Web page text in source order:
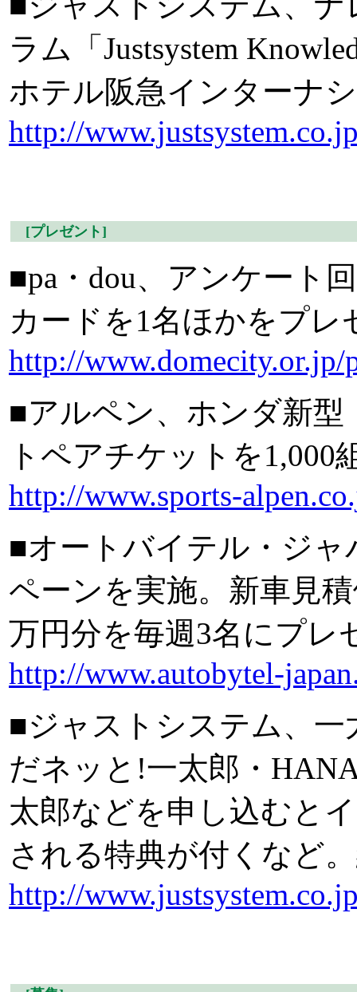
ラム「Justsystem
ホテル阪急インターナ
http://
[プレゼント]
■pa・dou、アンケート
カードを1名ほかをプレ
http://www.domecity.or.jp/
■アルペン、ホンダ新型
トペアチケットを1,000
http://www.sports-
■オートバイテル・ジ
ペーンを実施。新車見
万円分を毎週3名にプレ
http://www.autobytel-
■ジャストシステム、一
だネッと!一太郎・
太郎などを申し込むと
される特典が付くなど
http://